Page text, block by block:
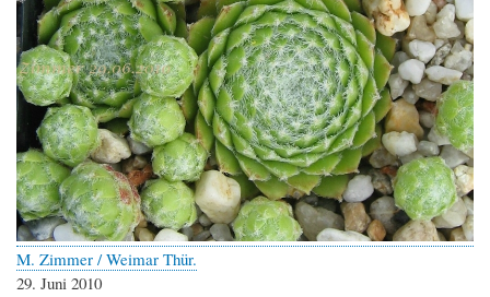
M. Zimmer / Weimar Thür.
29. Juni 2010